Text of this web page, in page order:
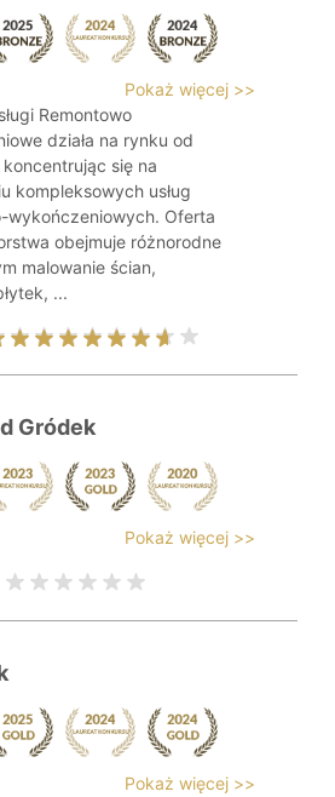
Pokaż więcej >>
Remontowo
działa na rynku od
się na
kompleksowych usług
wykończeniowych. Oferta
obejmuje różnorodne
malowanie ścian,
...
Gródek
Pokaż więcej >>
Pokaż więcej >>